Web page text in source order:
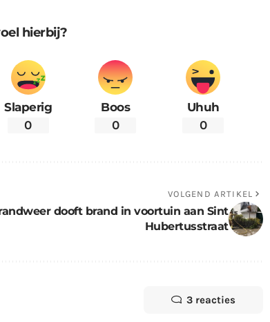
hierbij?
Slaperig
0
Boos
0
Uhuh
0
VOLGEND ARTIKEL
dooft brand in voortuin aan Sint
Hubertusstraat
3 reacties